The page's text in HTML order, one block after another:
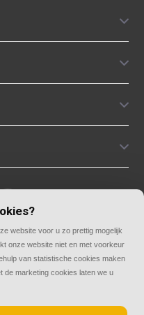
2026
in rolluiken
website voor u zo prettig mogelijk
onze website niet en met voorkeur
van statistische cookies maken
de marketing cookies laten we u